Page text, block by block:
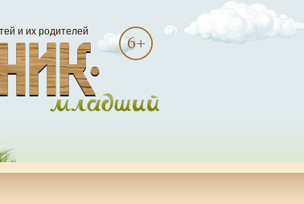
и их родителей